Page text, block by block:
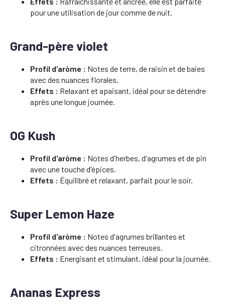
pour une utilisation de jour comme de nuit.
Grand-père violet
Profil d'arôme : Notes de terre, de raisin et de baies
avec des nuances florales.
Effets : Relaxant et apaisant, idéal pour se détendre
après une longue journée.
OG Kush
Profil d'arôme : Notes d'herbes, d'agrumes et de pin
avec une touche d'épices.
Effets : Équilibré et relaxant, parfait pour le soir.
Super Lemon Haze
Profil d'arôme : Notes d'agrumes brillantes et
citronnées avec des nuances terreuses.
Effets : Energisant et stimulant, idéal pour la journée.
Ananas Express